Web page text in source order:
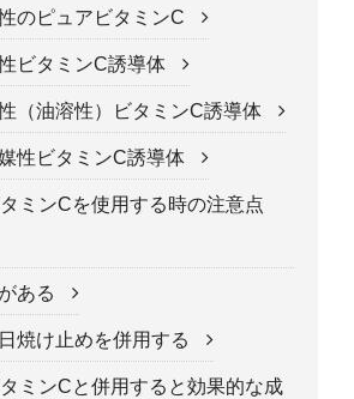
ピュアビタミンC
タミンC誘導体
油溶性）ビタミンC誘導体
ビタミンC誘導体
ミンCを使用する時の注意点
ある
け止めを併用する
ミンCと併用すると効果的な成